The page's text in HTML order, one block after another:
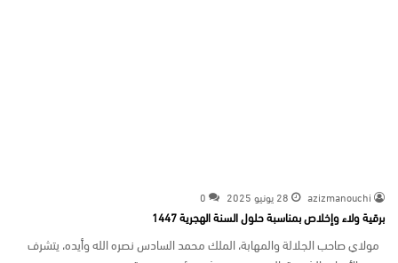
azizmanouchi 28 يونيو 2025 0
برقية ولاء وإخلاص بمناسبة حلول السنة الهجرية 1447
مولاي صاحب الجلالة والمهابة، الملك محمد السادس نصره الله وأيده، يتشرف